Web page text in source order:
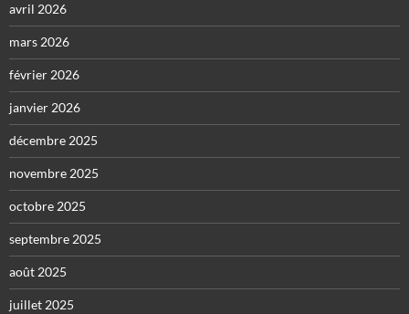
avril 2026
mars 2026
février 2026
janvier 2026
décembre 2025
novembre 2025
octobre 2025
septembre 2025
août 2025
juillet 2025